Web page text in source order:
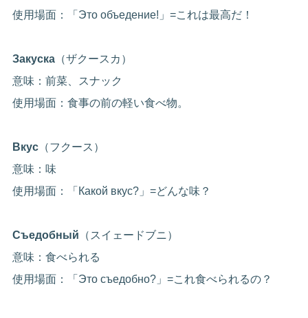
使用場面：「Это объедение!」=これは最高だ！
Закуска （ザクースカ）
意味：前菜、スナック
使用場面：食事の前の軽い食べ物。
Вкус （フクース）
意味：味
使用場面：「Какой вкус?」=どんな味？
Съедобный （スイェードブニ）
意味：食べられる
使用場面：「Это съедобно?」=これ食べられるの？